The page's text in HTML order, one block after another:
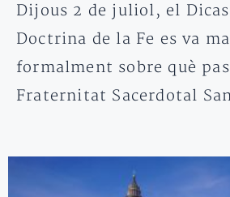
Dijous 2 de juliol, el
Doctrina de la Fe es va
formalment sobre què
Fraternitat Sacerdotal